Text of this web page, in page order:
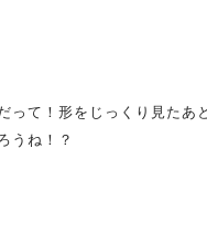
って！形をじっくり見たあ
うね！？